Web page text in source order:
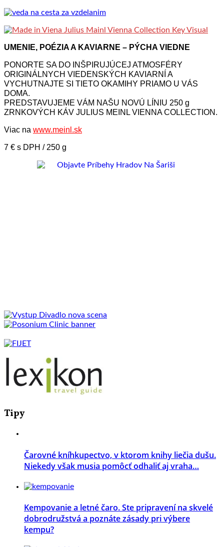
UMENIE, POÉZIA A KAVIARNE – PÝCHA VIEDNE
PONORTE SA DO INŠPIRUJÚCEJ ATMOSFÉRY
ORIGINÁLNYCH VIEDENSKÝCH KAVIARNÍ A
VYCHUTNAJTE SI TIETO OKAMIHY PRIAMO U VÁS
DOMA.
PREDSTAVUJEME VÁM NAŠU NOVÚ LÍNIU 250 g
ZRNKOVÝCH KÁV JULIUS MEINL VIENNA COLLECTION.
Viac na www.meinl.sk
7 € s DPH / 250 g
Tipy
Čarovné kníhkupectvo, v ktorom knihy liečia dušu.
Niekedy však musia pomôcť odhaliť aj vraha…
Kempovanie a letné čaro. Ste pripravení na skvelé
dobrodružstvá a poznáte zásady pri výbere
kempu?